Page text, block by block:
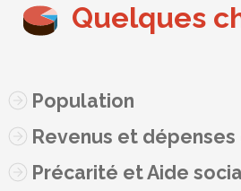
Quelques
Population
Revenus et
Précarité et Aide